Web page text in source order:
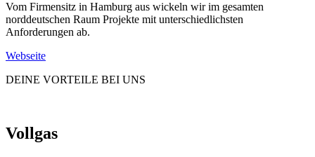
Vom Firmensitz in Hamburg aus wickeln wir im gesamten
norddeutschen Raum Projekte mit unterschiedlichsten
Anforderungen ab.
Webseite
DEINE VORTEILE BEI UNS
Vollgas